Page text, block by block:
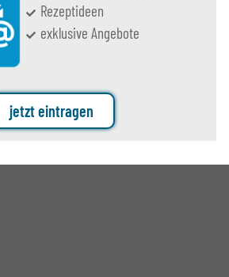
Rezeptideen
exklusive Angebote
jetzt eintragen